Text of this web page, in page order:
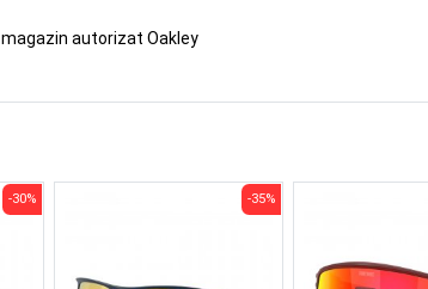
autorizat Oakley
-30% -35%